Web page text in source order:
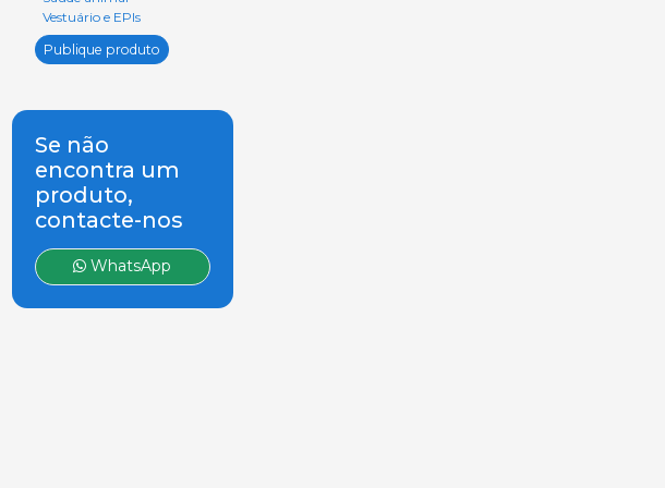
Vestuário e EPIs
Publique produto
Se não
encontra um
produto,
contacte-nos
WhatsApp